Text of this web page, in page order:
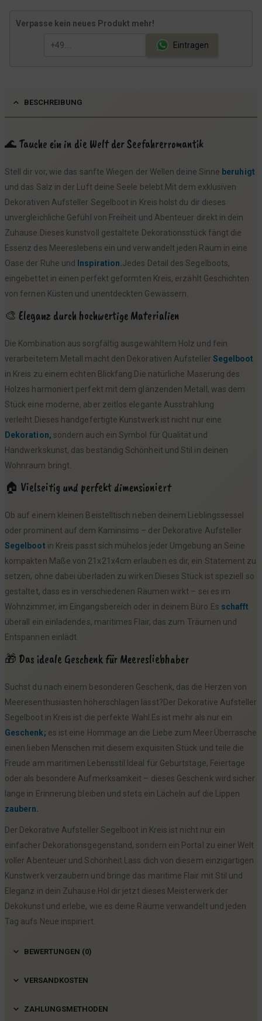
Verpasse kein neues Produkt mehr!
Eintragen
BESCHREIBUNG
🌊 Tauche ein in die Welt der Seefahrerromantik
Stell dir vor, wie das sanfte Wiegen der Wellen deine Sinne beruhigt
und das Salz in der Luft deine Seele belebt.Mit dem exklusiven
Dekorativen Aufsteller Segelboot in Kreis holst du dir dieses
unvergleichliche Gefühl von Freiheit und Abenteuer direkt in dein
Zuhause.Dieses kunstvoll gestaltete Dekorationsstück fängt die
Essenz des Meereslebens ein und verwandelt jeden Raum in eine
Oase der Ruhe und
Inspiration.Jedes Detail des Segelboots,
eingebettet in einen perfekt geformten Kreis, erzählt Geschichten
von fernen Küsten und unentdeckten Gewässern.
🎨 Eleganz durch hochwertige Materialien
Die Kombination aus sorgfältig ausgewähltem Holz und fein
verarbeitetem Metall macht den Dekorativen Aufsteller Segelboot
in Kreis zu einem echten Blickfang.Die natürliche Maserung des
Holzes harmoniert perfekt mit dem glänzenden Metall, was dem
Stück eine moderne, aber zeitlos elegante Ausstrahlung
verleiht.Dieses handgefertigte Kunstwerk ist nicht nur eine
Dekoration, sondern auch ein Symbol für Qualität und
Handwerkskunst, das beständig Schönheit und Stil in deinen
Wohnraum bringt.
🏠 Vielseitig und perfekt dimensioniert
Ob auf einem kleinen Beistelltisch neben deinem Lieblingssessel
oder prominent auf dem Kaminsims – der Dekorative Aufsteller
Segelboot in Kreis passt sich mühelos jeder Umgebung an.Seine
kompakten Maße von 21x21x4cm erlauben es dir, ein Statement zu
setzen, ohne dabei überladen zu wirken.Dieses Stück ist speziell so
gestaltet, dass es in verschiedenen Räumen wirkt – sei es im
Wohnzimmer, im Eingangsbereich oder in deinem Büro.Es schafft
überall ein einladendes, maritimes Flair, das zum Träumen und
Entspannen einlädt.
🎁 Das ideale Geschenk für Meeresliebhaber
Suchst du nach einem besonderen Geschenk, das die Herzen von
Meeresenthusiasten höherschlagen lässt?Der Dekorative Aufsteller
Segelboot in Kreis ist die perfekte Wahl.Es ist mehr als nur ein
Geschenk; es ist eine Hommage an die Liebe zum Meer.Überrasche
einen lieben Menschen mit diesem exquisiten Stück und teile die
Freude am maritimen Lebensstil.Ideal für Geburtstage, Feiertage
oder als besondere Aufmerksamkeit – dieses Geschenk wird sicher
lange in Erinnerung bleiben und stets ein Lächeln auf die Lippen
zaubern.
Der Dekorative Aufsteller Segelboot in Kreis ist nicht nur ein
einfacher Dekorationsgegenstand, sondern ein Portal zu einer Welt
voller Abenteuer und Schönheit.Lass dich von diesem einzigartigen
Kunstwerk verzaubern und bringe das maritime Flair mit Stil und
Eleganz in dein Zuhause.Hol dir jetzt dieses Meisterwerk der
Dekokunst und erlebe, wie es deine Räume verwandelt und jeden
Tag aufs Neue inspiriert.
BEWERTUNGEN (0)
VERSANDKOSTEN
ZAHLUNGSMETHODEN